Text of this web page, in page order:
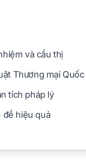
và cầu thị
Thương mại
tích pháp lý
đề hiệu quả